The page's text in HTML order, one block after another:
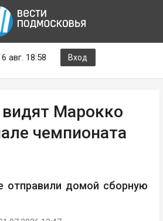
авг. 18:58 Вход
Марокко
чемпионата
отправили домой сборную